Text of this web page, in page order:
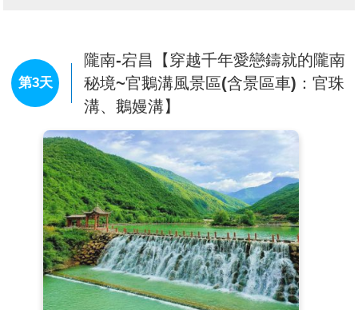
第3天
隴南-宕昌【穿越千年愛戀鑄就的隴南
秘境~官鵝溝風景區(含景區車)：官珠
溝、鵝嫚溝】